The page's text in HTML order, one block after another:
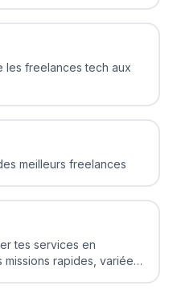
les freelances tech aux
meilleurs freelances
tes services en
rapides, variées